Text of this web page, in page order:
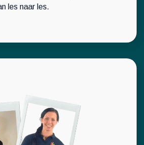
les naar les.